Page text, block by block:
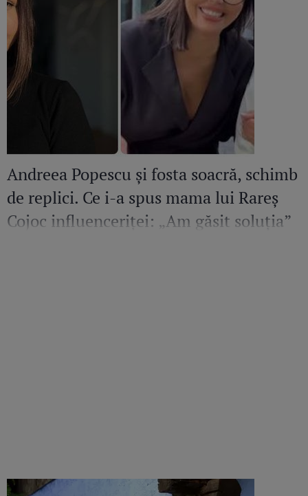
Andreea Popescu și fosta soacră, schimb
de replici. Ce i-a spus mama lui Rareș
Cojoc influenceriței: „Am găsit soluția”